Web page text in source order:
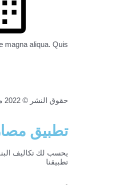
aliqua. Quis ...
حقوق النشر © 2022 محفوظة
تطبيق
يحسب لك تكاليف
تطبيقنا